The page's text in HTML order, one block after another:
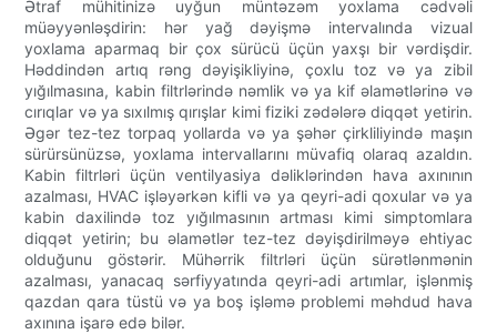
Ətraf mühitinizə uyğun müntəzəm yoxlama cədvəli
müəyyənləşdirin: hər yağ dəyişmə intervalında vizual
yoxlama aparmaq bir çox sürücü üçün yaxşı bir vərdişdir.
Həddindən artıq rəng dəyişikliyinə, çoxlu toz və ya zibil
yığılmasına, kabin filtrlərində nəmlik və ya kif əlamətlərinə və
cırıqlar və ya sıxılmış qırışlar kimi fiziki zədələrə diqqət yetirin.
Əgər tez-tez torpaq yollarda və ya şəhər çirkliliyində maşın
sürürsünüzsə, yoxlama intervallarını müvafiq olaraq azaldın.
Kabin filtrləri üçün ventilyasiya dəliklərindən hava axınının
azalması, HVAC işləyərkən kifli və ya qeyri-adi qoxular və ya
kabin daxilində toz yığılmasının artması kimi simptomlara
diqqət yetirin; bu əlamətlər tez-tez dəyişdirilməyə ehtiyac
olduğunu göstərir. Mühərrik filtrləri üçün sürətlənmənin
azalması, yanacaq sərfiyyatında qeyri-adi artımlar, işlənmiş
qazdan qara tüstü və ya boş işləmə problemi məhdud hava
axınına işarə edə bilər.